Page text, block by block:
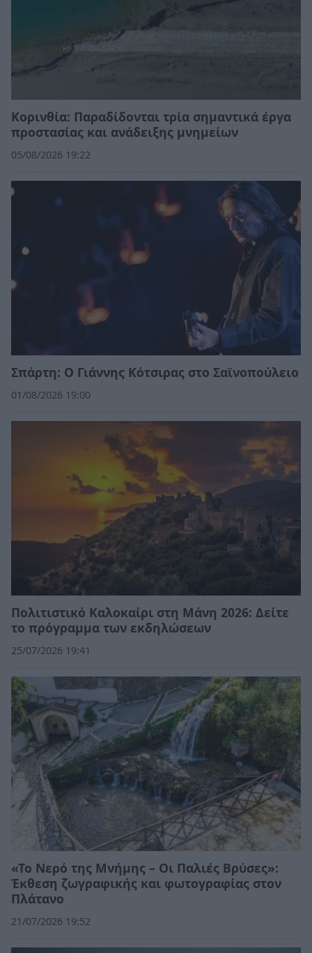
Κορινθία: Παραδίδονται τρία σημαντικά έργα
προστασίας και ανάδειξης μνημείων
05/08/2026 19:22
Σπάρτη: Ο Γιάννης Κότσιρας στο Σαϊνοπούλειο
01/08/2026 19:00
Πολιτιστικό Καλοκαίρι στη Μάνη 2026: Δείτε
το πρόγραμμα των εκδηλώσεων
25/07/2026 19:41
«Το Νερό της Μνήμης – Οι Παλιές Βρύσες»:
Έκθεση ζωγραφικής και φωτογραφίας στον
Πλάτανο
21/07/2026 19:52